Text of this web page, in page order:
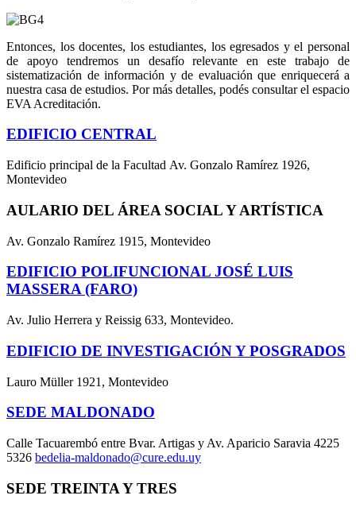
Entonces, los docentes, los estudiantes, los egresados y el personal
de apoyo tendremos un desafío relevante en este trabajo de
sistematización de información y de evaluación que enriquecerá a
nuestra casa de estudios. Por más detalles, podés consultar el espacio
EVA Acreditación.
EDIFICIO CENTRAL
Edificio principal de la Facultad Av. Gonzalo Ramírez 1926,
Montevideo
AULARIO DEL ÁREA SOCIAL Y ARTÍSTICA
Av. Gonzalo Ramírez 1915, Montevideo
EDIFICIO POLIFUNCIONAL JOSÉ LUIS
MASSERA (FARO)
Av. Julio Herrera y Reissig 633, Montevideo.
EDIFICIO DE INVESTIGACIÓN Y POSGRADOS
Lauro Müller 1921, Montevideo
SEDE MALDONADO
Calle Tacuarembó entre Bvar. Artigas y Av. Aparicio Saravia 4225
5326 bedelia-maldonado@cure.edu.uy
SEDE TREINTA Y TRES